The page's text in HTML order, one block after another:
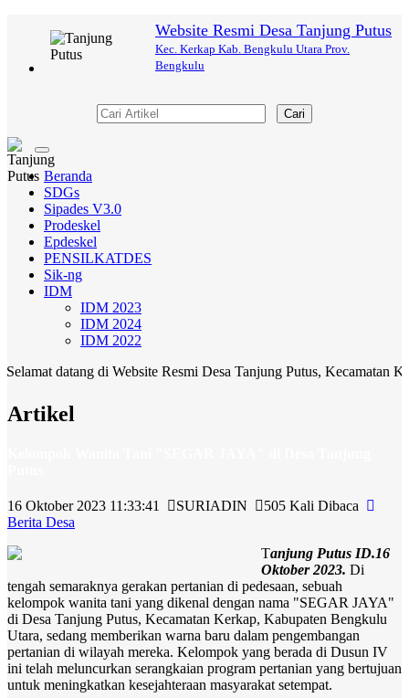
Website Resmi Desa Tanjung Putus
Kec. Kerkap Kab. Bengkulu Utara Prov.
Bengkulu
Cari
Toggle
navigation
Beranda
SDGs
Sipades V3.0
Prodeskel
Epdeskel
PENSILKATDES
Sik-ng
IDM
IDM 2023
IDM 2024
IDM 2022
datang di Website Resmi Desa Tanjung Putus, Kecamatan
Artikel
16 Oktober 2023 11:33:41 SURIADIN
505 Kali Dibaca
Berita Desa
Tanjung Putus ID.16
Oktober 2023. Di
tengah semaraknya gerakan pertanian di pedesaan, sebuah
kelompok wanita tani yang dikenal dengan nama "SEGAR JAYA"
di Desa Tanjung Putus, Kecamatan Kerkap, Kabupaten Bengkulu
Utara, sedang memberikan warna baru dalam pengembangan
pertanian di wilayah mereka. Kelompok yang berada di Dusun IV
ini telah meluncurkan serangkaian program pertanian yang bertujuan
untuk meningkatkan kesejahteraan masyarakat setempat.